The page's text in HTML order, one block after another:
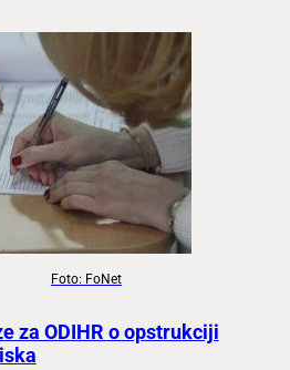
Foto: FoNet
za ODIHR o opstrukciji